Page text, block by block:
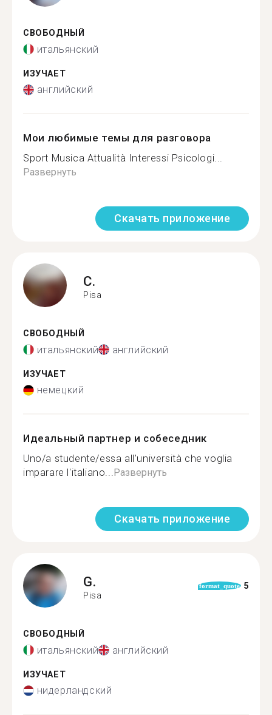
СВОБОДНЫЙ
итальянский
ИЗУЧАЕТ
английский
Мои любимые темы для разговора
Sport Musica Attualità Interessi Psicologi...
Развернуть
Скачать приложение
C.
Pisa
СВОБОДНЫЙ
итальянский английский
ИЗУЧАЕТ
немецкий
Идеальный партнер и собеседник
Uno/a studente/essa all'università che voglia
imparare l'italiano...Развернуть
Скачать приложение
G.
Pisa
format_quote 5
СВОБОДНЫЙ
итальянский английский
ИЗУЧАЕТ
нидерландский